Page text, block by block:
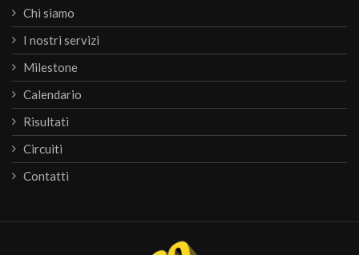
Chi siamo
I nostri servizi
Milestone
Calendario
Risultati
Circuiti
Contatti